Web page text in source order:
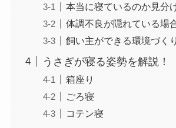
本当に寝ているのか見分
体調不良が隠れている場
飼い主ができる環境づくり
うさぎが寝る姿勢を解説！
箱座り
ごろ寝
コテン寝